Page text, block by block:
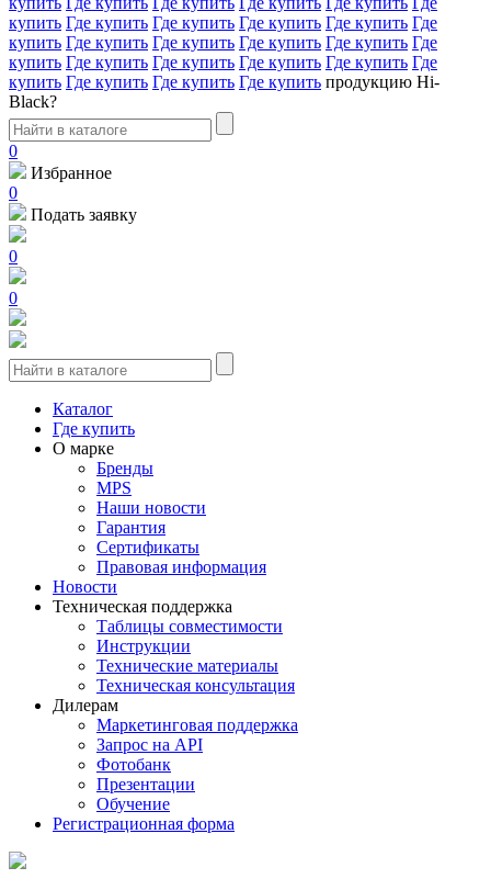
купить Где купить Где купить Где купить Где купить Где
купить Где купить Где купить Где купить Где купить Где
купить Где купить Где купить Где купить Где купить Где
купить Где купить Где купить Где купить продукцию Hi-
Black?
0
Избранное
0
Подать заявку
0
0
Каталог
Где купить
О марке
Бренды
MPS
Наши новости
Гарантия
Сертификаты
Правовая информация
Новости
Техническая поддержка
Таблицы совместимости
Инструкции
Технические материалы
Техническая консультация
Дилерам
Маркетинговая поддержка
Запрос на API
Фотобанк
Презентации
Обучение
Регистрационная форма